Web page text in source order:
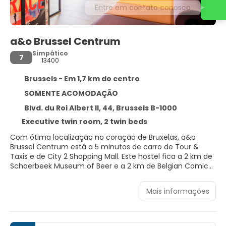
a&o Brussel Centrum
7
Simpático
13400
Brussels - Em 1,7 km do centro
SOMENTE ACOMODAÇÃO
Blvd. du Roi Albert II, 44, Brussels B-1000
Executive twin room, 2 twin beds
Com ótima localização no coração de Bruxelas, a&o
Brussel Centrum está a 5 minutos de carro de Tour &
Taxis e de City 2 Shopping Mall. Este hostel fica a 2 km de
Schaerbeek Museum of Beer e a 2 km de Belgian Comic
Aprecie a vista em um terraço e um jardim e aproveite
comodidades como Wi-Fi de cortesia. Este hostel oferece
comodidades adicionais, como assistência com
excursões/ingressos e máquina automática de vendas.
Mais informações
Entre em contato conosco